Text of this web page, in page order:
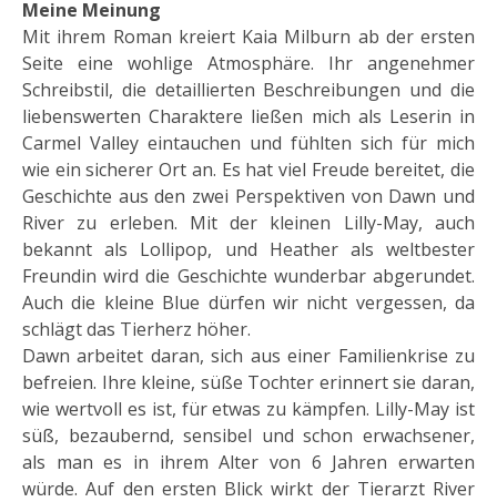
Meine Meinung
Mit ihrem Roman kreiert Kaia Milburn ab der ersten
Seite eine wohlige Atmosphäre. Ihr angenehmer
Schreibstil, die detaillierten Beschreibungen und die
liebenswerten Charaktere ließen mich als Leserin in
Carmel Valley eintauchen und fühlten sich für mich
wie ein sicherer Ort an. Es hat viel Freude bereitet, die
Geschichte aus den zwei Perspektiven von Dawn und
River zu erleben. Mit der kleinen Lilly-May, auch
bekannt als Lollipop, und Heather als weltbester
Freundin wird die Geschichte wunderbar abgerundet.
Auch die kleine Blue dürfen wir nicht vergessen, da
schlägt das Tierherz höher.
Dawn arbeitet daran, sich aus einer Familienkrise zu
befreien. Ihre kleine, süße Tochter erinnert sie daran,
wie wertvoll es ist, für etwas zu kämpfen. Lilly-May ist
süß, bezaubernd, sensibel und schon erwachsener,
als man es in ihrem Alter von 6 Jahren erwarten
würde. Auf den ersten Blick wirkt der Tierarzt River